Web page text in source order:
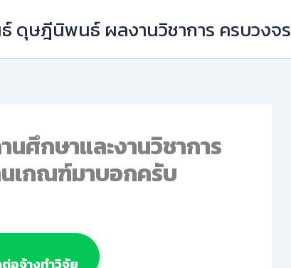
ดุษฎีนิพนธ์ ผลงานวิชาการ ครบวงจร
นศึกษาและงานวิชาการ
นเกณฑ์มาบอกครับ
อจ้างทำวิจัย